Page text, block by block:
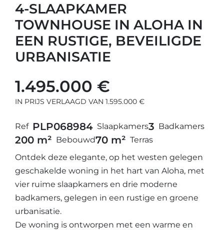
4-SLAAPKAMER
TOWNHOUSE IN ALOHA IN
EEN RUSTIGE, BEVEILIGDE
URBANISATIE
1.495.000 €
IN PRIJS VERLAAGD VAN 1.595.000 €
Ref PLP068984 Slaapkamers3 Badkamers
200 m² Bebouwd70 m² Terras
Ontdek deze elegante, op het westen gelegen
geschakelde woning in het hart van Aloha, met
vier ruime slaapkamers en drie moderne
badkamers, gelegen in een rustige en groene
urbanisatie.
De woning is ontworpen met een warme en